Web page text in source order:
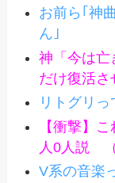
お前ら｢神
ん｣
神「今は亡
だけ復活さ
リトグリっ
【衝撃】
人0人説 （
V系の音楽